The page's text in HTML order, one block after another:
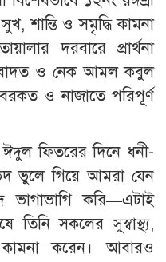
শান্তি ও সমৃদ্ধি কামনা
দরবারে প্রার্থনা
ও নেক আমল কবুল
ও নাজাতে পরিপূর্ণ
ফিতরের দিনে ধনী-
ভুলে গিয়ে আমরা যেন
করি—এটাই
তিনি সকলের সুস্বাস্থ্য,
করেন। আবারও